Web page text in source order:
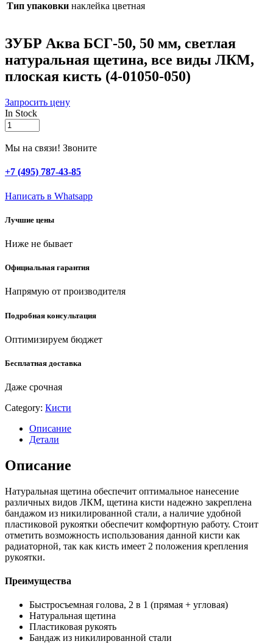
Тип упаковки наклейка цветная
ЗУБР Аква БСГ-50, 50 мм, светлая
натуральная щетина, все виды ЛКМ,
плоская кисть (4-01050-050)
Запросить цену
In Stock
ЗУБР
Аква
БСГ-50,
мм,
светлая
щетина,
виды
плоская
(4-
050)
quantity
Мы на связи! Звоните
+7 (495) 787-43-85
Написать в Whatsapp
Лучшие цены
Ниже не бывает
Официальная гарантия
Напрямую от производителя
Подробная консультация
Оптимизируем бюджет
Бесплатная доставка
Даже срочная
Category: Кисти
Описание
Детали
Описание
Натуральная щетина обеспечит оптимальное нанесение
различных видов ЛКМ, щетина кисти надежно закреплена
бандажом из никилированной стали, а наличие удобной
пластиковой рукоятки обеспечит комфортную работу. Стоит
отметить возможность использования данной кисти как
радиаторной, так как кисть имеет 2 положения крепления
рукоятки.
Преимущества
Быстросъемная голова, 2 в 1 (прямая + угловая)
Натуральная щетина
Пластиковая рукоять
Бандаж из никилированной стали